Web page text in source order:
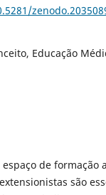
Educação
espaço de formação
são